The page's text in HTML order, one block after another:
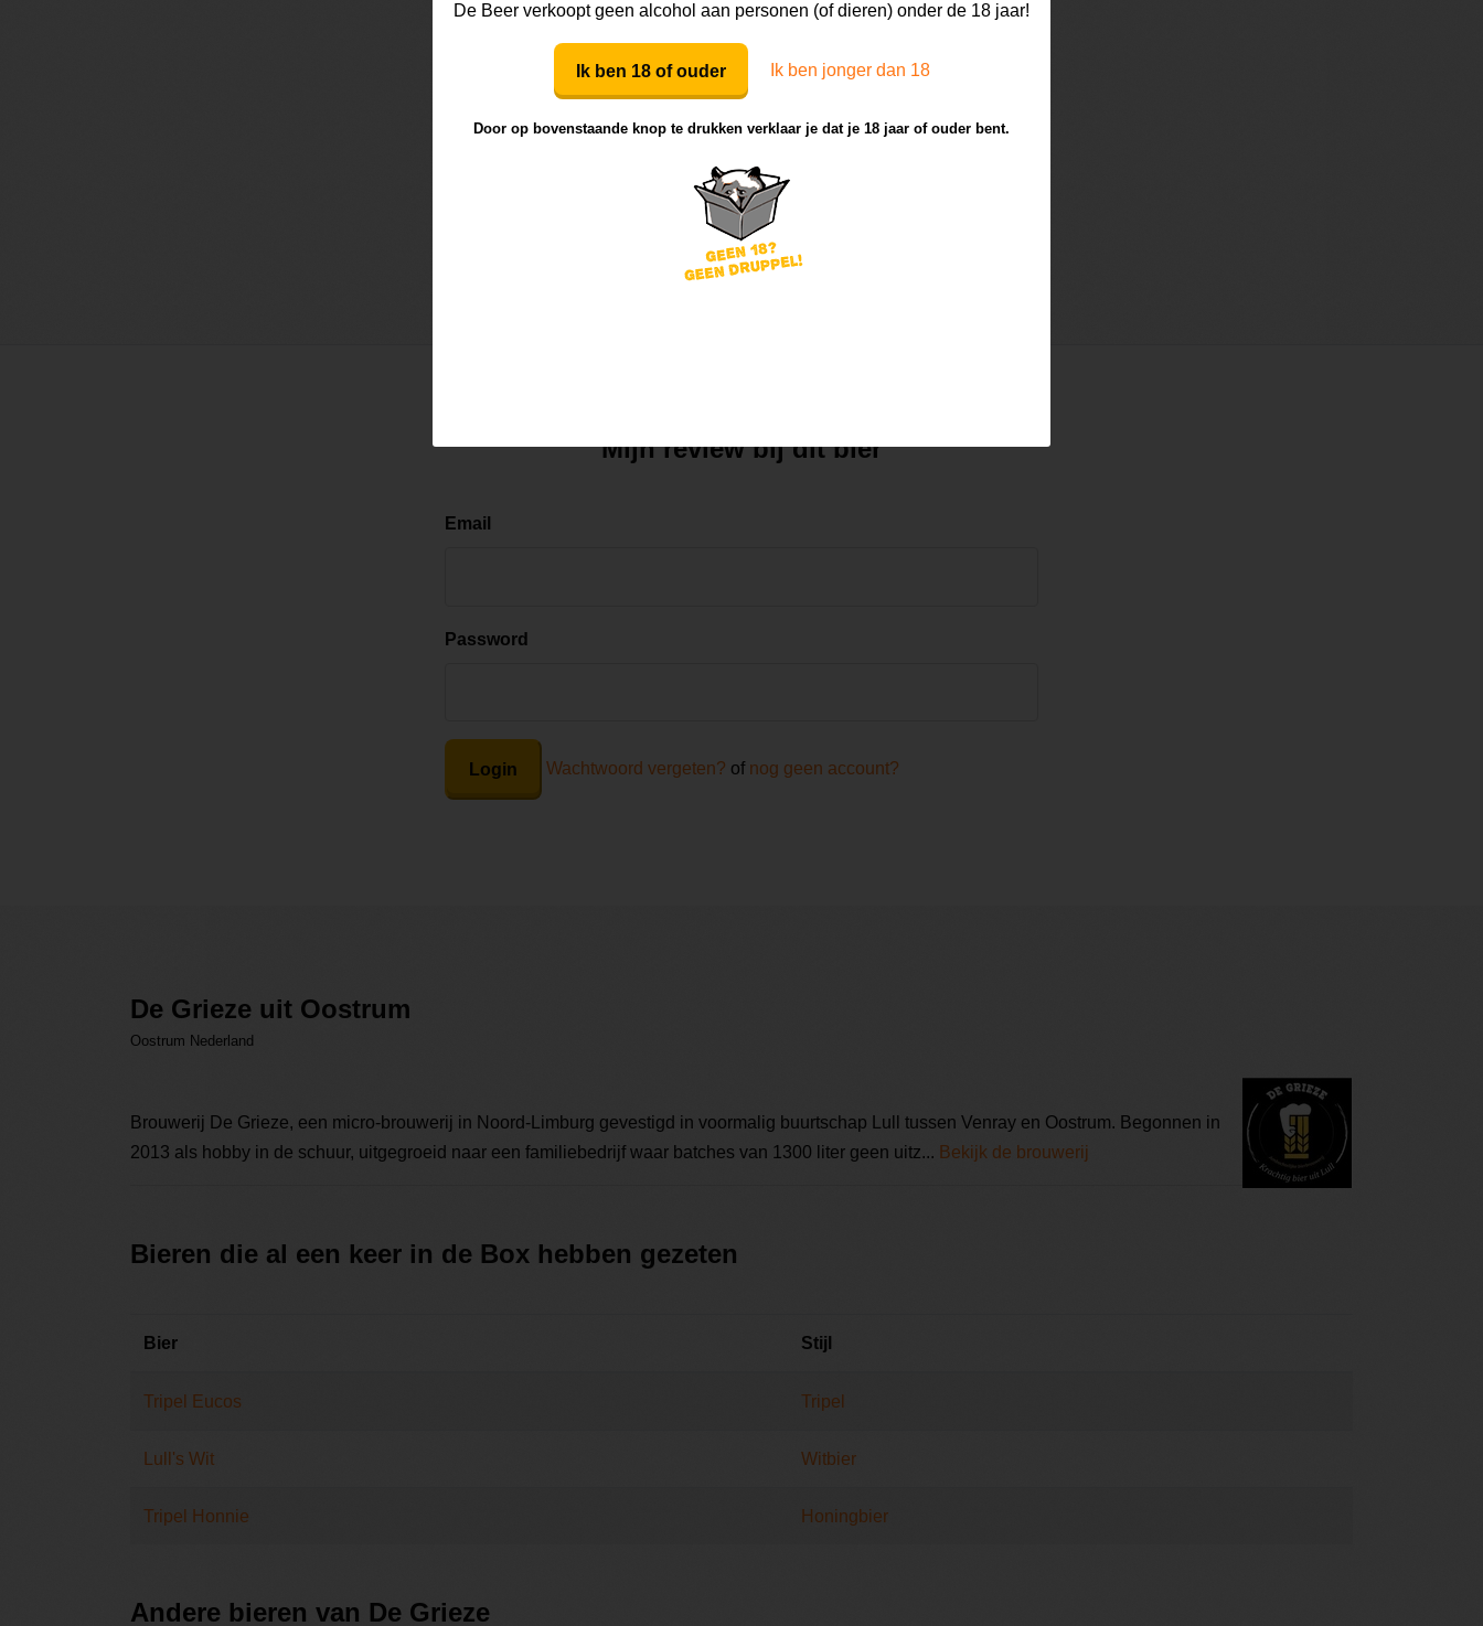
Mijn review bij dit bier
Email
Password
Login Wachtwoord vergeten? of nog geen account?
De Grieze uit Oostrum
Oostrum Nederland
Brouwerij De Grieze, een micro-brouwerij in Noord-Limburg gevestigd in voormalig buurtschap Lull tussen Venray en Oostrum. Begonnen in
2013 als hobby in de schuur, uitgegroeid naar een familiebedrijf waar batches van 1300 liter geen uitz... Bekijk de brouwerij
Bieren die al een keer in de Box hebben gezeten
Bier Stijl
Tripel Eucos Tripel
Lull's Wit Witbier
Tripel Honnie Honingbier
Andere bieren van De Grieze
De Beer verkoopt geen alcohol aan personen (of dieren) onder de 18 jaar!
Ik ben 18 of ouder Ik ben jonger dan 18
Door op bovenstaande knop te drukken verklaar je dat je 18 jaar of ouder bent.